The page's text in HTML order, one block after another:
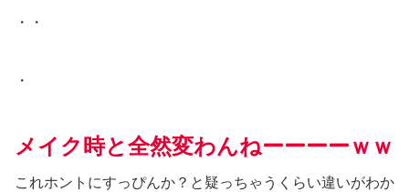
・・
・
メイク時と全然変わんねーーーーｗｗ
これホントにすっぴんか？と疑っちゃうくらい違いがわか